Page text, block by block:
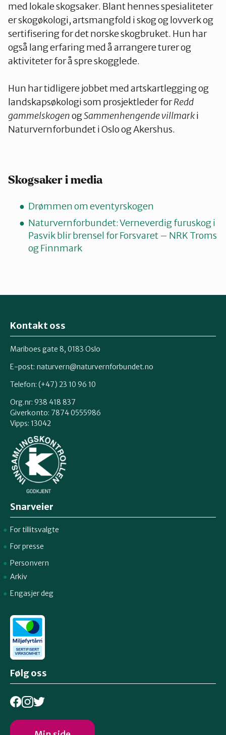
med lokale skogsaker. Blant hennes spesialiteter
er skogøkologi, artsmangfold i skog og lovverk og
sertifisering for det norske skogbruket. Hun har
også lang erfaring med å arrangere turer og
aktiviteter for å spre skogglede.
Hun har tidligere jobbet med artskartlegging og
landskapsøkologi som prosjektleder forRedd
gammelskogenogSammenhengende villmarki
Naturvernforbundet i Oslo og Akershus.
Skogsaker i media
Drømmen om eventyr­skogen
Naturvernforbundet: Verneverdig furuskog i
Pasvik blir brensel for Forsvaret – NRK Troms
og Finnmark
Kontakt oss
Mariboes gate 8, 0183 Oslo
E-post: naturvern@naturvernforbundet.no
Telefon: (+47) 23 10 96 10
Org.nr: 938 418 837
Giverkonto: 7874 0555986
Vipps: 13042
Snarveier
For tillitsvalgte
For presse
Personvern
Arkiv
Engasjer deg
Følg oss